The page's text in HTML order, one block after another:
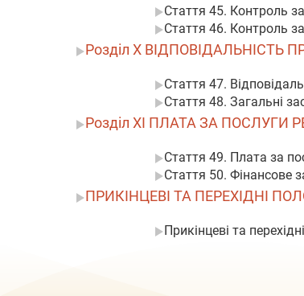
Стаття 45. Контроль
Стаття 46. Контроль
Розділ X ВІДПОВІДАЛЬНІСТЬ
Стаття 47.
Стаття 48. Загальні
Розділ XI ПЛАТА ЗА ПОСЛУГИ
Стаття 49. Плата за
Стаття 50. Фінансове
ПРИКІНЦЕВІ ТА ПЕРЕХІДНІ
Прикінцеві та